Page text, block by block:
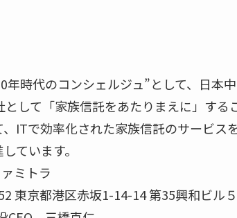
時代のコンシェルジュ”として、日本
して「家族信託をあたりまえに」する
、ITで効率化された家族信託のサービ
ています。
ミトラ
東京都港区赤坂1-14-14 第35興和ビル